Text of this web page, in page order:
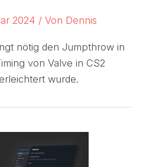
2024 / Von Dennis
nötig den Jumpthrow in
von Valve in CS2
wurde.